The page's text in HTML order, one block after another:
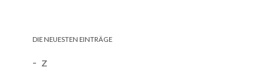
DIE NEUESTEN EINTRÄGE
- z